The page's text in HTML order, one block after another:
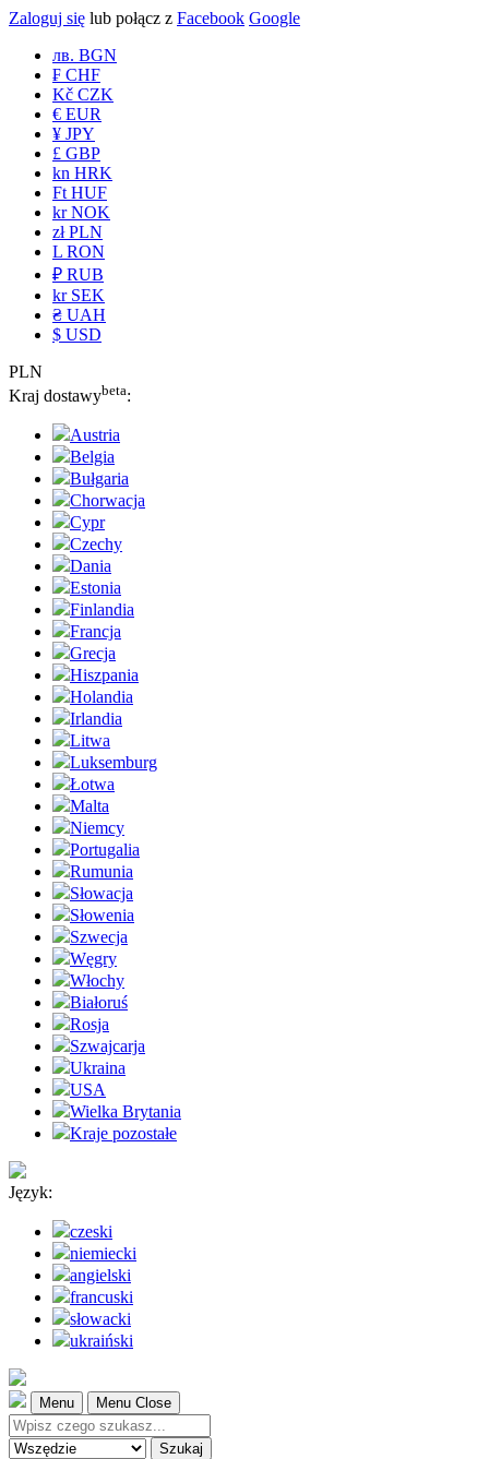
Zaloguj się lub połącz z Facebook Google
лв. BGN
₣ CHF
Kč CZK
€ EUR
¥ JPY
£ GBP
kn HRK
Ft HUF
kr NOK
zł PLN
L RON
₽ RUB
kr SEK
₴ UAH
$ USD
PLN
Kraj dostawybeta:
Austria
Belgia
Bułgaria
Chorwacja
Cypr
Czechy
Dania
Estonia
Finlandia
Francja
Grecja
Hiszpania
Holandia
Irlandia
Litwa
Luksemburg
Łotwa
Malta
Niemcy
Portugalia
Rumunia
Słowacja
Słowenia
Szwecja
Węgry
Włochy
Białoruś
Rosja
Szwajcarja
Ukraina
USA
Wielka Brytania
Kraje pozostałe
Język:
czeski
niemiecki
angielski
francuski
słowacki
ukraiński
Menu Menu Close
Szukaj